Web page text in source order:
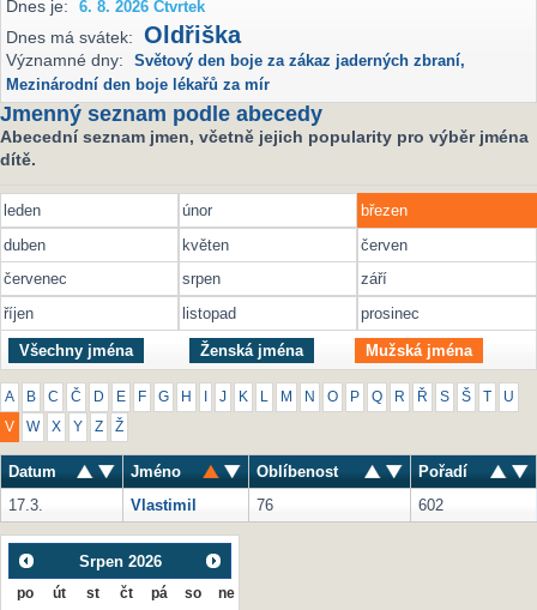
Dnes je:
6. 8. 2026 Čtvrtek
Dnes má svátek: Oldřiška
Významné dny: Světový den boje za zákaz jaderných zbraní,
Mezinárodní den boje lékařů za mír
Jmenný seznam podle abecedy
Abecední seznam jmen, včetně jejich popularity pro výběr jména
dítě.
leden únor
březen
duben
květen
červen
červenec
srpen
září
říjen
listopad prosinec
Všechny jména Ženská jména Mužská jména
A B C Č D E F G H J K M N O P Q R Ř S Š U
V W X Y Z Ž
Datum Jméno Oblíbenost
Pořadí
17.3.
Vlastimil 76 602
Srpen 2026
po út st čt pá so ne